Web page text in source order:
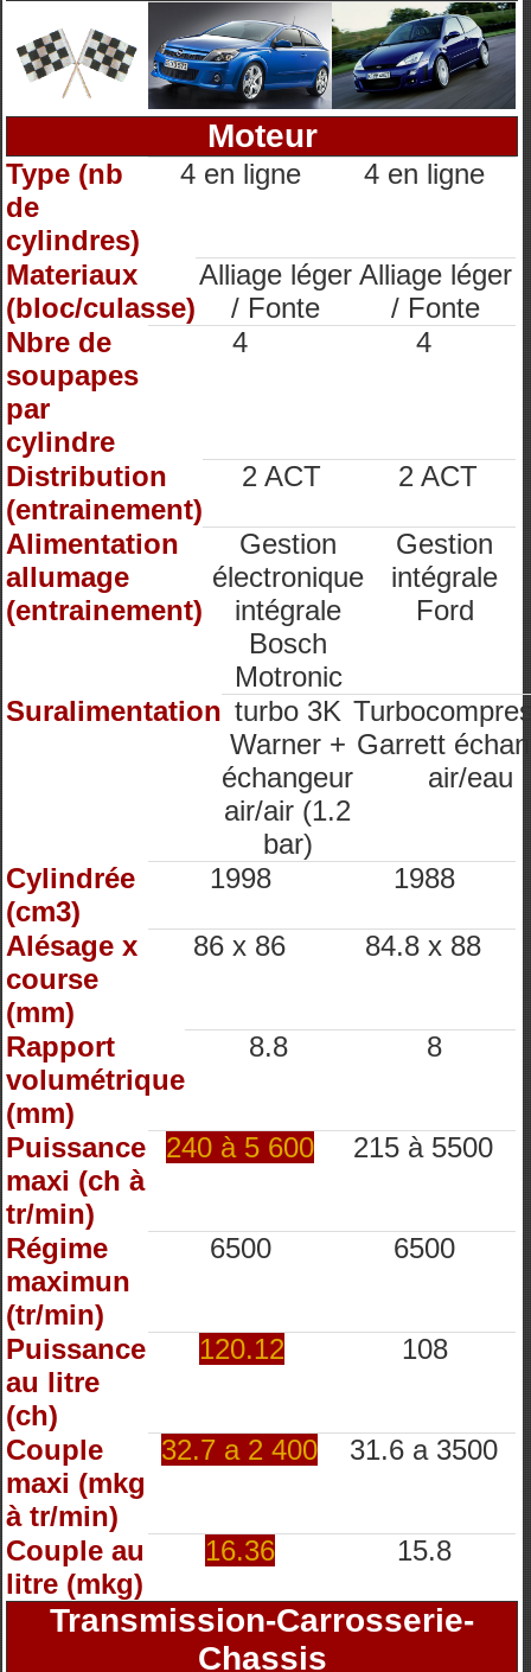
Moteur
Type (nb
de
cylindres)
4 en ligne 4 en ligne
Materiaux
(bloc/culasse)
Alliage léger
/ Fonte
Alliage léger
/ Fonte
Nbre de
soupapes
par
cylindre
4 4
Distribution
(entrainement)
2 ACT 2 ACT
Alimentation
allumage
(entrainement)
Gestion
électronique
intégrale
Bosch
Motronic
Gestion
intégrale
Ford
Suralimentation turbo 3K
Warner +
échangeur
air/air (1.2
bar)
Garrett
air/eau
Cylindrée
(cm3)
1998 1988
Alésage x
course
(mm)
86 x 86 84.8 x 88
Rapport
volumétrique
(mm)
8.8 8
Puissance
maxi (ch à
tr/min)
240 à 5 600 215 à 5500
Régime
maximun
(tr/min)
6500 6500
Puissance
au litre
(ch)
120.12 108
Couple
maxi (mkg
à tr/min)
32.7 a 2 400 31.6 a 3500
Couple au
litre (mkg)
16.36 15.8
Transmission-Carrosserie-
Chassis